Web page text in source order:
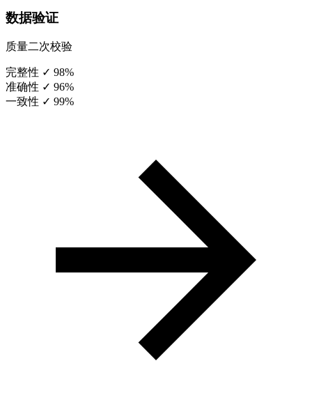
数据验证
质量二次校验
完整性 ✓ 98%
准确性 ✓ 96%
一致性 ✓ 99%